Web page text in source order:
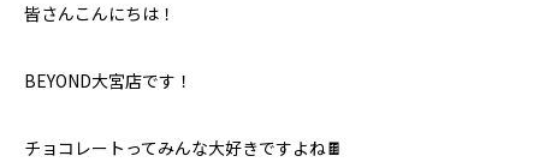
皆さんこんにちは！
BEYOND大宮店です！
チョコレートってみんな大好きですよね🍫